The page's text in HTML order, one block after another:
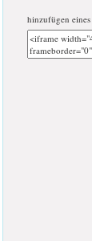
hinzufügen eines